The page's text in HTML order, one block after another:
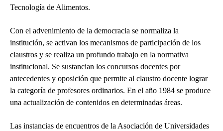
Tecnología de Alimentos.
Con el advenimiento de la democracia se normaliza la
institución, se activan los mecanismos de participación de los
claustros y se realiza un profundo trabajo en la normativa
institucional. Se sustancian los concursos docentes por
antecedentes y oposición que permite al claustro docente lograr
la categoría de profesores ordinarios. En el año 1984 se produce
una actualización de contenidos en determinadas áreas.
Las instancias de encuentros de la Asociación de Universidades